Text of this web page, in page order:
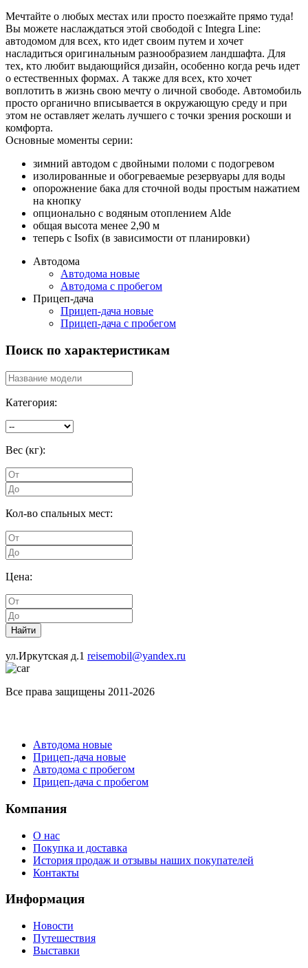
Мечтайте о любых местах или просто поезжайте прямо туда!
Вы можете наслаждаться этой свободой с Integra Line:
автодомом для всех, кто идет своим путем и хочет
насладиться оригинальным разнообразием ландшафта. Для
тех, кто любит выдающийся дизайн, особенно когда речь идет
о естественных формах. А также для всех, кто хочет
воплотить в жизнь свою мечту о личной свободе. Автомобиль
просто органично вписывается в окружающую среду и при
этом не оставляет желать лучшего с точки зрения роскоши и
комфорта.
Основные моменты серии:
зимний автодом с двойными поломи с подогревом
изолированные и обогреваемые резервуары для воды
опорожнение бака для сточной воды простым нажатием
на кнопку
опционально с водяным отоплением Alde
общая высота менее 2,90 м
теперь с Isofix (в зависимости от планировки)
Автодома
Автодома новые
Автодома с пробегом
Прицеп-дача
Прицеп-дача новые
Прицеп-дача с пробегом
Поиск по характеристикам
Категория:
Вес (кг):
Кол-во спальных мест:
Цена:
Найти
ул.Иркутская д.1 reisemobil@yandex.ru
Все права защищены 2011-2026
Автодома новые
Прицеп-дача новые
Автодома с пробегом
Прицеп-дача с пробегом
Компания
О нас
Покупка и доставка
История продаж и отзывы наших покупателей
Контакты
Информация
Новости
Путешествия
Выставки